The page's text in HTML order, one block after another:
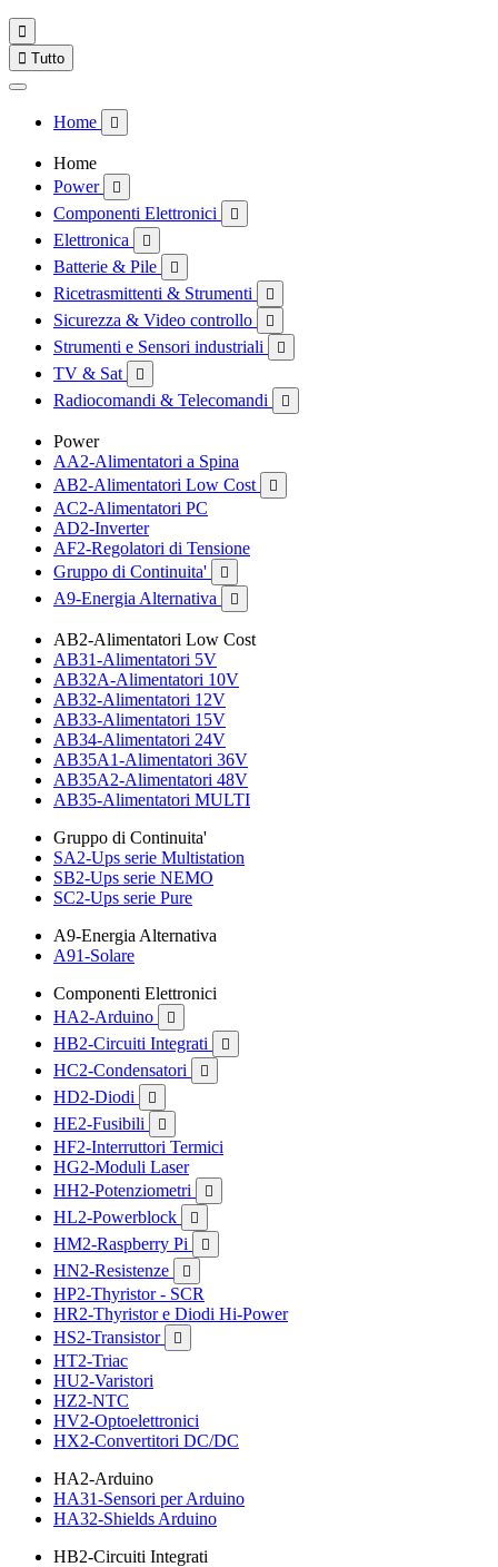

 Tutto
Home 
Home
Power

Componenti Elettronici 
Elettronica 
Batterie & Pile 
Ricetrasmittenti & Strumenti 
Sicurezza & Video controllo 
Strumenti e Sensori industriali 
TV & Sat 
Radiocomandi & Telecomandi 
Power
AA2-Alimentatori a Spina
AB2-Alimentatori Low Cost

AC2-Alimentatori PC
AD2-Inverter
AF2-Regolatori di Tensione
Gruppo di Continuita'

A9-Energia Alternativa 
AB2-Alimentatori Low Cost
AB31-Alimentatori 5V
AB32A-Alimentatori 10V
AB32-Alimentatori 12V
AB33-Alimentatori 15V
AB34-Alimentatori 24V
AB35A1-Alimentatori 36V
AB35A2-Alimentatori 48V
AB35-Alimentatori MULTI
Gruppo di Continuita'
SA2-Ups serie Multistation
SB2-Ups serie NEMO
SC2-Ups serie Pure
A9-Energia Alternativa
A91-Solare
Componenti Elettronici
HA2-Arduino

HB2-Circuiti Integrati 
HC2-Condensatori 
HD2-Diodi 
HE2-Fusibili 
HF2-Interruttori Termici
HG2-Moduli Laser
HH2-Potenziometri

HL2-Powerblock 
HM2-Raspberry Pi 
HN2-Resistenze 
HP2-Thyristor - SCR
HR2-Thyristor e Diodi Hi-Power
HS2-Transistor

HT2-Triac
HU2-Varistori
HZ2-NTC
HV2-Optoelettronici
HX2-Convertitori DC/DC
HA2-Arduino
HA31-Sensori per Arduino
HA32-Shields Arduino
HB2-Circuiti Integrati